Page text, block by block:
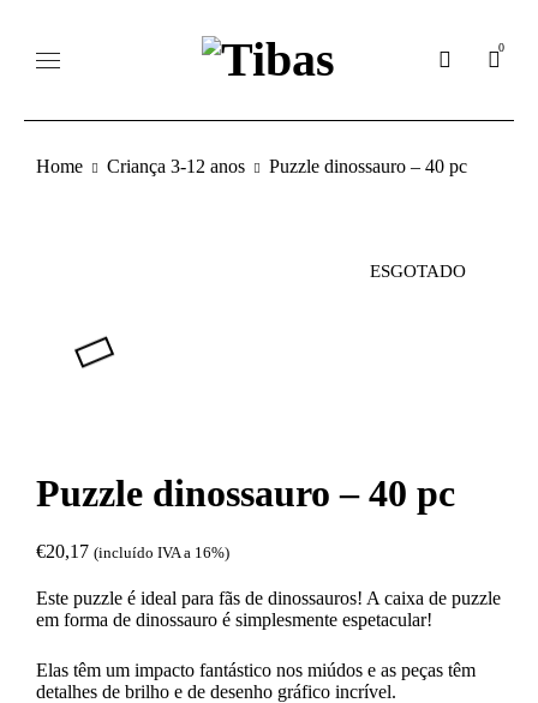
0
Home Criança 3-12 anos Puzzle dinossauro – 40 pc
ESGOTADO
Puzzle dinossauro – 40 pc
€20,17 (incluído IVA a 16%)
Este puzzle é ideal para fãs de dinossauros! A caixa de puzzle
em forma de dinossauro é simplesmente espetacular!
Elas têm um impacto fantástico nos miúdos e as peças têm
detalhes de brilho e de desenho gráfico incrível.